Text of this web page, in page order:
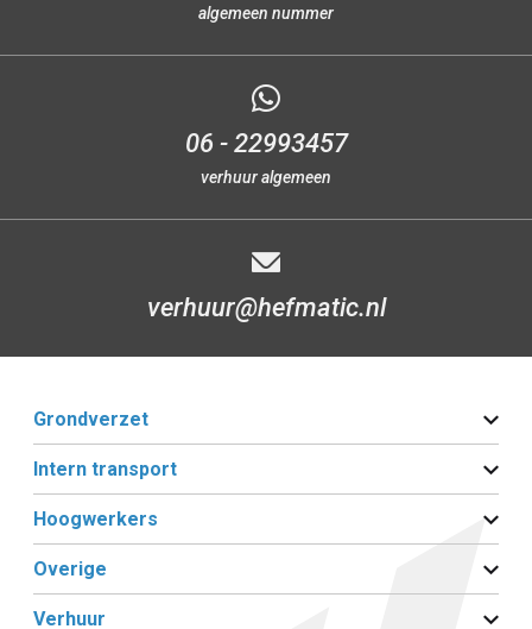
algemeen nummer
06 - 22993457
verhuur algemeen
verhuur@hefmatic.nl
Grondverzet
Intern transport
Hoogwerkers
Overige
Verhuur